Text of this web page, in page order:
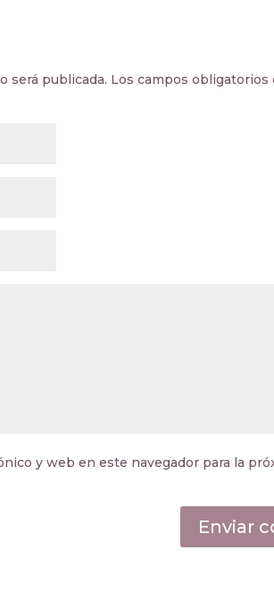
será publicada. Los campos obligatorios
y web en este navegador para la